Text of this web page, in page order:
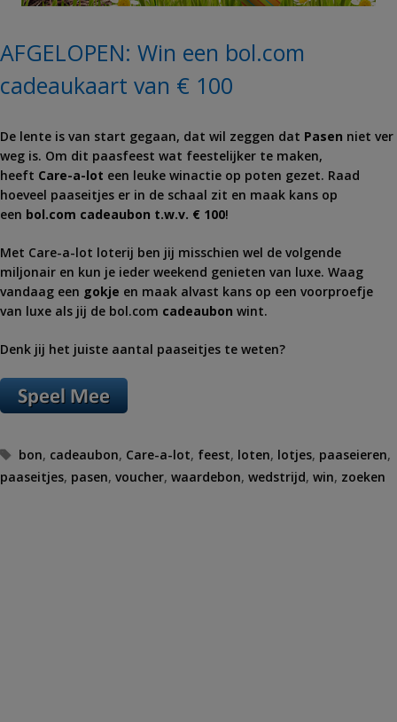
AFGELOPEN: Win een bol.com
cadeaukaart van € 100
De lente is van start gegaan, dat wil zeggen dat Pasen niet ver
weg is. Om dit paasfeest wat feestelijker te maken,
heeft Care-a-lot een leuke winactie op poten gezet. Raad
hoeveel paaseitjes er in de schaal zit en maak kans op
een bol.com cadeaubon t.w.v. € 100!
Met Care-a-lot loterij ben jij misschien wel de volgende
miljonair en kun je ieder weekend genieten van luxe. Waag
vandaag een gokje en maak alvast kans op een voorproefje
van luxe als jij de bol.com cadeaubon wint.
Denk jij het juiste aantal paaseitjes te weten?
Tags
bon, cadeaubon, Care-a-lot, feest, loten, lotjes, paaseieren,
paaseitjes, pasen, voucher, waardebon, wedstrijd, win, zoeken